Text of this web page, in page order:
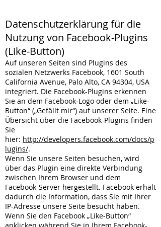
Datenschutzerklärung für die
Nutzung von Facebook-Plugins
(Like-Button)
Auf unseren Seiten sind Plugins des
sozialen Netzwerks Facebook, 1601 South
California Avenue, Palo Alto, CA 94304, USA
integriert. Die Facebook-Plugins erkennen
Sie an dem Facebook-Logo oder dem „Like-
Button“ („Gefällt mir“) auf unserer Seite. Eine
Übersicht über die Facebook-Plugins finden
Sie
hier: http://developers.facebook.com/docs/p
lugins/.
Wenn Sie unsere Seiten besuchen, wird
über das Plugin eine direkte Verbindung
zwischen Ihrem Browser und dem
Facebook-Server hergestellt. Facebook erhält
dadurch die Information, dass Sie mit Ihrer
IP-Adresse unsere Seite besucht haben.
Wenn Sie den Facebook „Like-Button“